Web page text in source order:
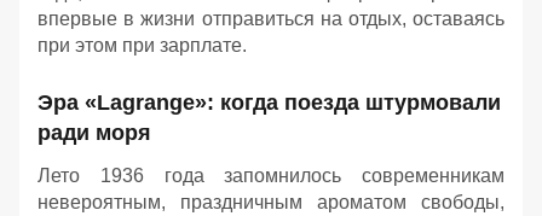
впервые в жизни отправиться на отдых, оставаясь
при этом при зарплате.
Эра «Lagrange»: когда поезда штурмовали
ради моря
Лето 1936 года запомнилось современникам
невероятным, праздничным ароматом свободы,